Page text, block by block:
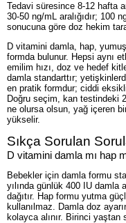
Tedavi süresince 8-12 hafta
30-50 ng/mL aralığıdır; 100
sonucuna göre doz hekim
D vitamini damla, hap,
formda bulunur. Hepsi aynı
emilim hızı, doz ve hedef
damla standarttır;
en pratik formdur; ciddi
Doğru seçim, kan testindeki
ne olursa olsun, yağ içeren
yükselir.
Sıkça Sorulan
D vitamini damla mı hap
Bebekler için damla formu
yılında günlük 400 IU damla
dağıtır. Hap formu yutma
kullanılmaz. Damla doz
kolayca alınır. Birinci